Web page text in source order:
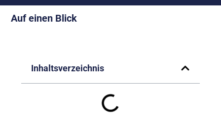
Auf einen Blick
Inhaltsverzeichnis